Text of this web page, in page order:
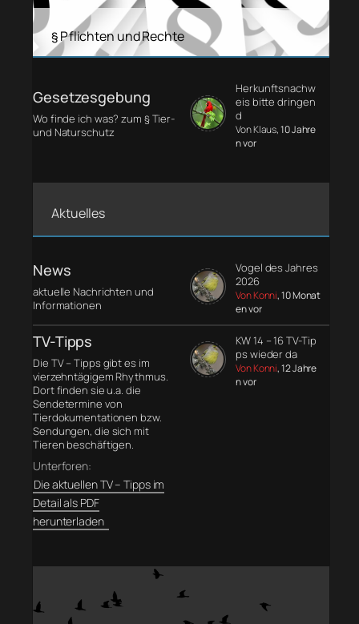
§ Pflichten und Rechte
Gesetzesgebung
Wo finde ich was? zum § Tier-
und Naturschutz
Herkunftsnachw
eis bitte dringen
d
Von Klaus, 10 Jahre
n vor
Aktuelles
News
aktuelle Nachrichten und
Informationen
Vogel des Jahres
2026
Von Konni, 10 Monat
en vor
TV-Tipps
Die TV – Tipps gibt es im
vierzehntägigem Rhythmus.
Dort finden sie u.a. die
Sendetermine von
Tierdokumentationen bzw.
Sendungen, die sich mit
Tieren beschäftigen.
Unterforen:
Die aktuellen TV – Tipps im
Detail als PDF
herunterladen
KW 14 – 16 TV-Tip
ps wieder da
Von Konni, 12 Jahre
n vor